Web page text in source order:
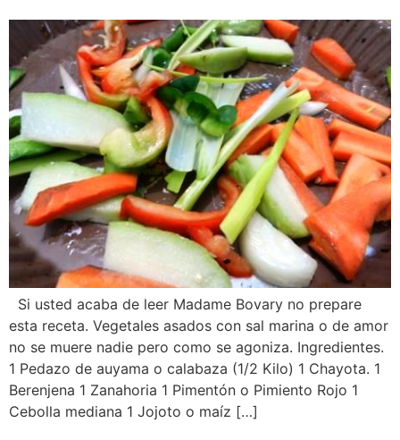
Si usted acaba de leer Madame Bovary no prepare
esta receta. Vegetales asados con sal marina o de amor
no se muere nadie pero como se agoniza. Ingredientes.
1 Pedazo de auyama o calabaza (1/2 Kilo) 1 Chayota. 1
Berenjena 1 Zanahoria 1 Pimentón o Pimiento Rojo 1
Cebolla mediana 1 Jojoto o maíz […]